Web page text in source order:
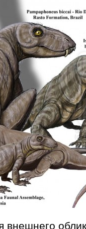
внешнего